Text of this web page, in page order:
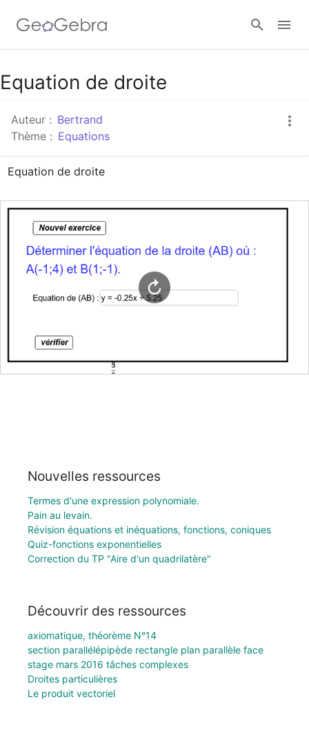
Google Classroom
Classe GeoGebra
Equation de droite
Auteur : Bertrand
Thème : Equations
Equation de droite
Nouvelles ressources
Termes d'une expression polynomiale.
Pain au levain.
Révision équations et inéquations, fonctions, coniques
Quiz-fonctions exponentielles
Correction du TP "Aire d'un quadrilatère"
Découvrir des ressources
axiomatique, théorème N°14
section parallélépipède rectangle plan parallèle face
stage mars 2016 tâches complexes
Droites particulières
Le produit vectoriel